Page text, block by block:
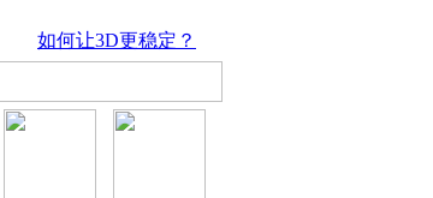
如何让3D更稳定？